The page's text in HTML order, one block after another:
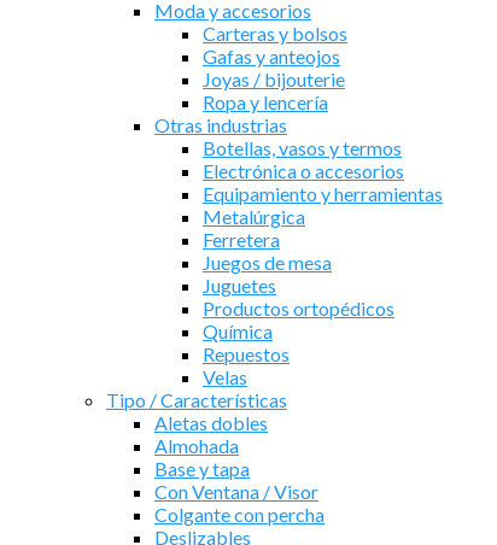
Moda y accesorios
Carteras y bolsos
Gafas y anteojos
Joyas / bijouterie
Ropa y lencería
Otras industrias
Botellas, vasos y termos
Electrónica o accesorios
Equipamiento y herramientas
Metalúrgica
Ferretera
Juegos de mesa
Juguetes
Productos ortopédicos
Química
Repuestos
Velas
Tipo / Características
Aletas dobles
Almohada
Base y tapa
Con Ventana / Visor
Colgante con percha
Deslizables